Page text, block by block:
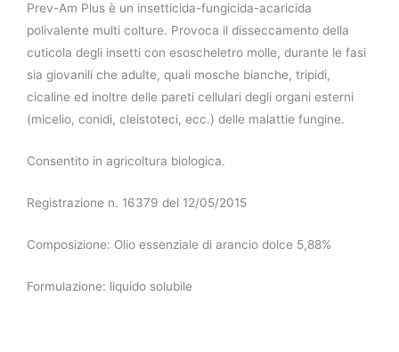
Prev-Am Plus è un insetticida-fungicida-acaricida
polivalente multi colture. Provoca il disseccamento della
cuticola degli insetti con esoscheletro molle, durante le fasi
sia giovanili che adulte, quali mosche bianche, tripidi,
cicaline ed inoltre delle pareti cellulari degli organi esterni
(micelio, conidi, cleistoteci, ecc.) delle malattie fungine.
Consentito in agricoltura biologica.
Registrazione n. 16379 del 12/05/2015
Composizione: Olio essenziale di arancio dolce 5,88%
Formulazione: liquido solubile